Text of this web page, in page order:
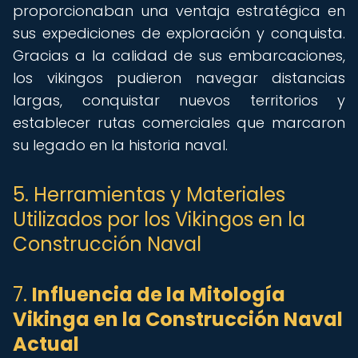
proporcionaban una ventaja estratégica en
sus expediciones de exploración y conquista.
Gracias a la calidad de sus embarcaciones,
los vikingos pudieron navegar distancias
largas, conquistar nuevos territorios y
establecer rutas comerciales que marcaron
su legado en la historia naval.
5. Herramientas y Materiales
Utilizados por los Vikingos en la
Construcción Naval
7. Influencia de la Mitología
Vikinga en la Construcción Naval
Actual